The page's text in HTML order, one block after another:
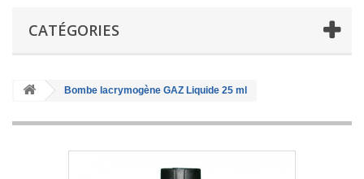
CATÉGORIES
Bombe lacrymogène GAZ Liquide 25 ml